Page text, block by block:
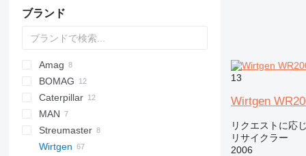
ブランド
Amag
BOMAG
MPH
Caterpillar
350
RM
MAN
TGS
8727
Arocs
T-series
SBF
Streumaster
Wirtgen
13
Wirtgen
リクエストに応
リサイクラー
2006